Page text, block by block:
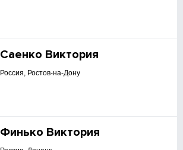
Саенко Виктория
Россия, Ростов-на-Дону
Финько Виктория